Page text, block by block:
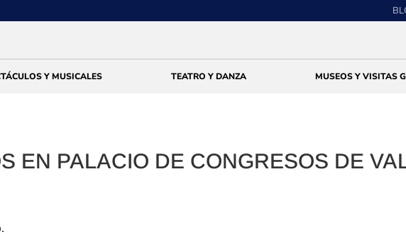
Y MUSICALES TEATRO Y DANZA MUSEOS Y VISITAS
EN PALACIO DE CONGRESOS DE